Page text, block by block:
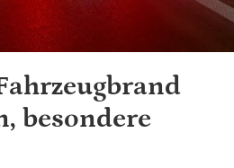
besondere